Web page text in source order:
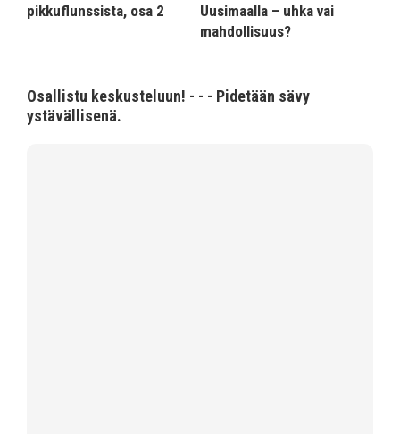
pikkuflunssista, osa 2
Uusimaalla – uhka vai
mahdollisuus?
Osallistu keskusteluun! - - - Pidetään sävy
ystävällisenä.